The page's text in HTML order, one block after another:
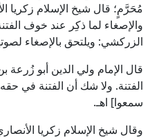
والإصغاء لما ذكِر عند خوف
الزركشي: ويلتحق بالإصغاء
الفتنة. ولا شك أن الفتنة في
سمعوا] اهـ.